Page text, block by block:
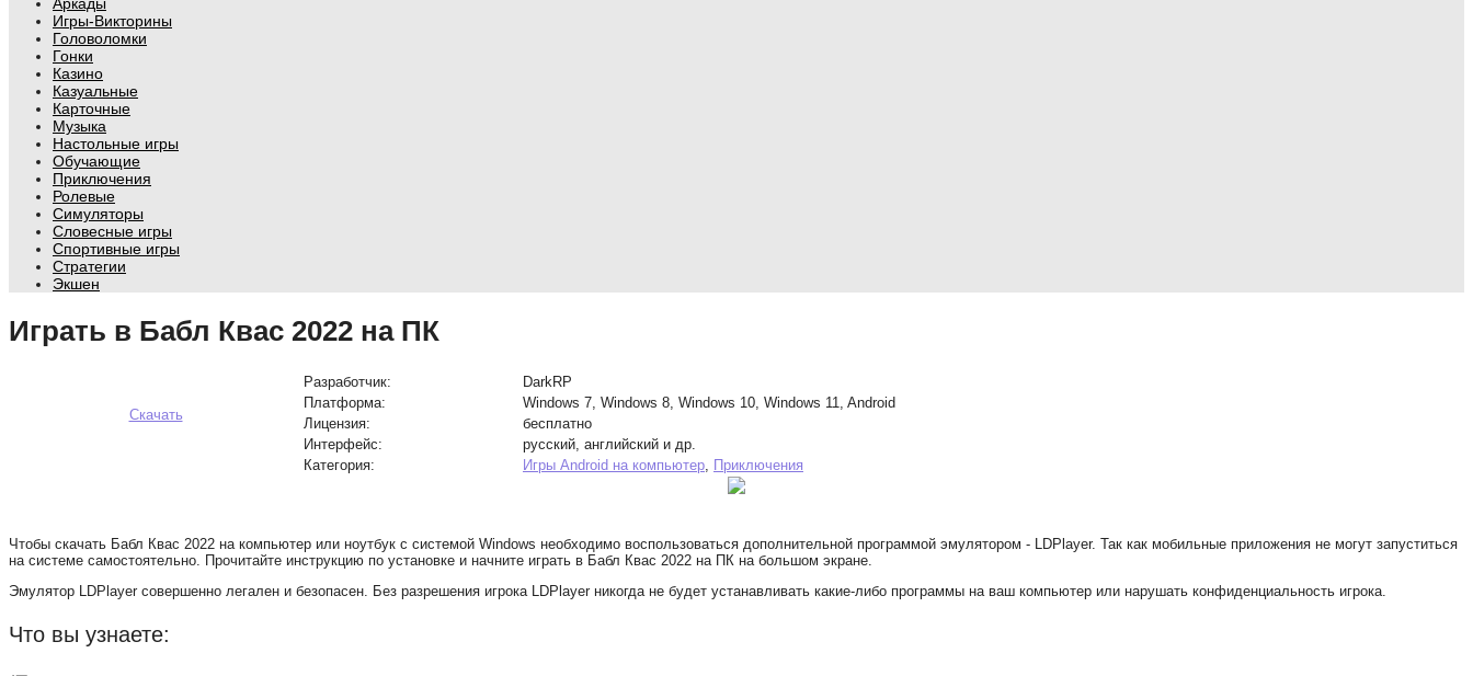
Игры-Викторины
Головоломки
Гонки
Казино
Казуальные
Карточные
Музыка
Настольные игры
Обучающие
Приключения
Ролевые
Симуляторы
Словесные игры
Спортивные игры
Стратегии
Экшен
Играть в Бабл Квас 2022 на ПК
Скачать
Разработчик:
DarkRP
Платформа:
Windows 7, Windows 8, Windows 10, Windows 11, Android
Лицензия:
бесплатно
Интерфейс:
русский, английский и др.
Категория:
Игры Android на компьютер, Приключения
Чтобы скачать Бабл Квас 2022 на компьютер или ноутбук с системой Windows необходимо воспользоваться дополнительной программой эмулятором - LDPlayer. Так как мобильные приложения не могут запуститься
на системе самостоятельно. Прочитайте инструкцию по установке и начните играть в Бабл Квас 2022 на ПК на большом экране.
Эмулятор LDPlayer совершенно легален и безопасен. Без разрешения игрока LDPlayer никогда не будет устанавливать какие-либо программы на ваш компьютер или нарушать конфиденциальность игрока.
Что вы узнаете: